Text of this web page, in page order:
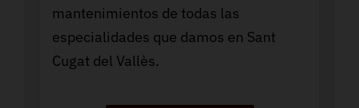
mantenimientos de todas las
especialidades que damos en Sant
Cugat del Vallès.